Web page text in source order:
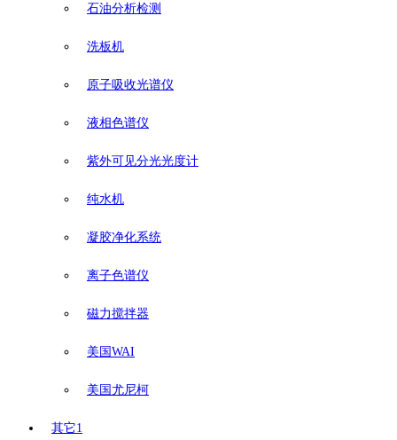
石油分析检测
洗板机
原子吸收光谱仪
液相色谱仪
紫外可见分光光度计
纯水机
凝胶净化系统
离子色谱仪
磁力搅拌器
美国WAI
美国尤尼柯
其它1